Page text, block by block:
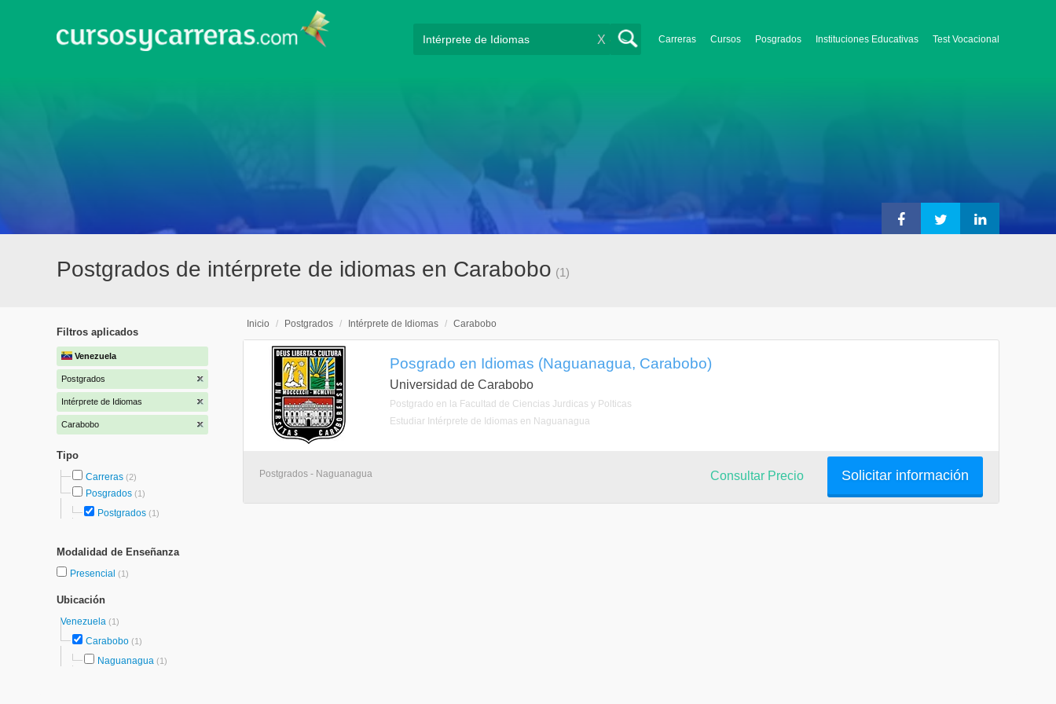
Carreras Cursos Posgrados Instituciones Educativas Test Vocacional
X
Postgrados de intérprete de idiomas en Carabobo (1)
Filtros aplicados
Venezuela
Postgrados
Intérprete de Idiomas
Carabobo
Tipo
Carreras (2)
Posgrados (1)
Postgrados (1)
Modalidad de Enseñanza
Presencial (1)
Ubicación
Venezuela (1)
Carabobo (1)
Naguanagua (1)
Inicio / Postgrados / Intérprete de Idiomas / Carabobo
Posgrado en Idiomas (Naguanagua, Carabobo)
Universidad de Carabobo
Postgrado en la Facultad de Ciencias Jurdicas y Polticas
Estudiar Intérprete de Idiomas en Naguanagua
Postgrados - Naguanagua Solicitar información
Consultar Precio